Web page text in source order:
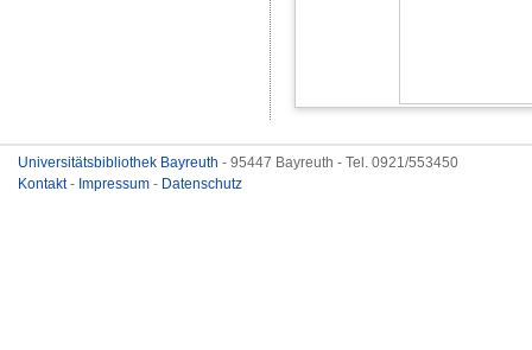
Universitätsbibliothek Bayreuth - 95447 Bayreuth - Tel. 0921/553450
Kontakt- Impressum - Datenschutz